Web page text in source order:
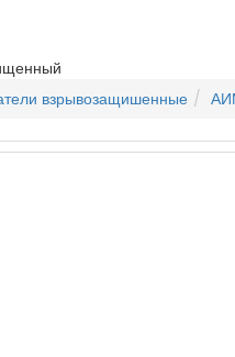
взрывозащишенные